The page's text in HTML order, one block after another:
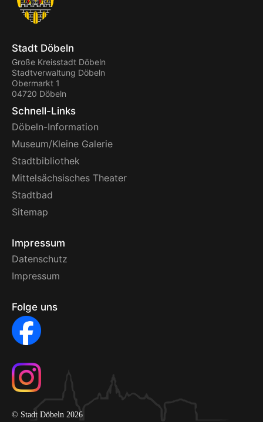
Stadt Döbeln
Große Kreisstadt Döbeln
Stadtverwaltung Döbeln
Obermarkt 1
04720 Döbeln
Schnell-Links
Döbeln-Information
Museum/Kleine Galerie
Stadtbibliothek
Mittelsächsisches Theater
Stadtbad
Sitemap
Impressum
Datenschutz
Impressum
Folge uns
© Stadt Döbeln 2026